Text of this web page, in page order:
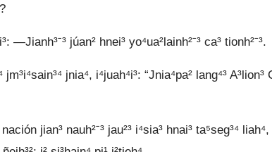
―Jianh³ˉ³ júan² hnei³ yo⁴ua²lainh²ˉ³ ca³ tionh²ˉ³.
jm³i⁴sain³⁴ jnia⁴, i⁴juah⁴i³: “Jnia⁴pa² lang⁴³ A³lion³
jian³ nauh²ˉ³ jau²³ i⁴sia³ hnai³ ta⁵seg³⁴